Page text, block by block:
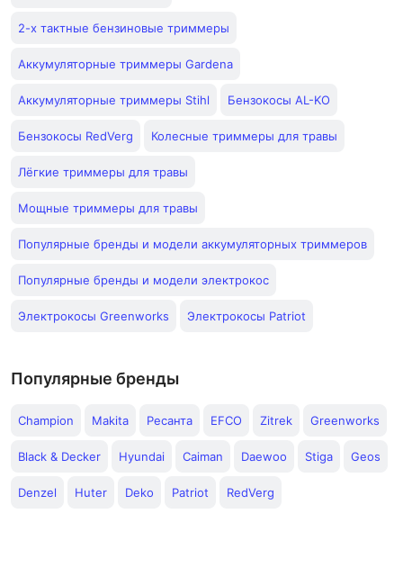
2-х тактные бензиновые триммеры
Аккумуляторные триммеры Gardena
Аккумуляторные триммеры Stihl Бензокосы AL-KO
Бензокосы RedVerg Колесные триммеры для травы
Лёгкие триммеры для травы
Мощные триммеры для травы
Популярные бренды и модели аккумуляторных триммеров
Популярные бренды и модели электрокос
Электрокосы Greenworks Электрокосы Patriot
Популярные бренды
Champion Makita Ресанта EFCO Zitrek Greenworks
Black & Decker Hyundai Caiman Daewoo Stiga Geos
Denzel Huter Deko Patriot RedVerg